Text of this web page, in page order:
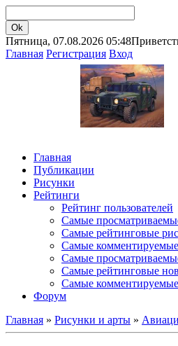
Пятница, 07.08.2026 05:48
Главная Регистрация Вход
Главная
Публикации
Рисунки
Рейтинги
Рейтинг пользователей
Самые
Самые рейтинговые
Самые
Самые
Самые рейтинговые
Самые
Форум
Главная » Рисунки и арты »